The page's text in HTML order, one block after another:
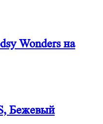
Wonders на
Бежевый